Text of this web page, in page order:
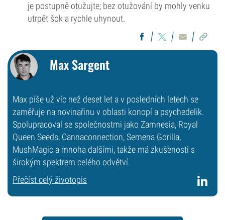
je postupně otužujte; bez otužování by mohly venku
utrpět šok a rychle uhynout.
Max Sargent
Max píše už víc než deset let a v posledních letech se
zaměřuje na novinařinu v oblasti konopí a psychedelik.
Spolupracoval se společnostmi jako Zamnesia, Royal
Queen Seeds, Cannaconnection, Semena Gorilla,
MushMagic a mnoha dalšími, takže má zkušenosti s
širokým spektrem celého odvětví.
Přečíst celý životopis